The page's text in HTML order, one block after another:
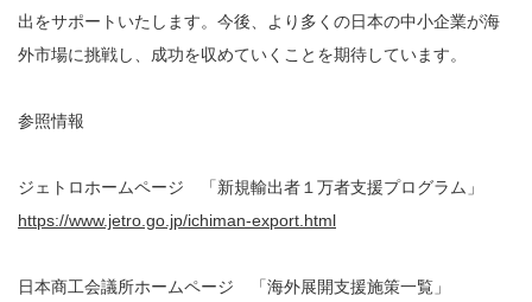
出をサポートいたします。今後、より多くの日本の中小企業が海
外市場に挑戦し、成功を収めていくことを期待しています。
参照情報
ジェトロホームページ 「新規輸出者１万者支援プログラム」
https://www.jetro.go.jp/ichiman-export.html
日本商工会議所ホームページ 「海外展開支援施策一覧」